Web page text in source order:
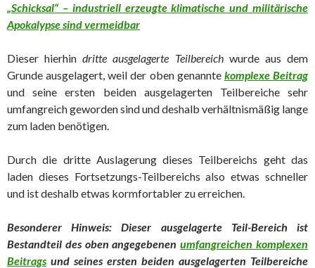
„Schicksal“ – industriell erzeugte klimatische und militärische
Apokalypse sind vermeidbar
Dieser hierhindritte ausgelagerte Teilbereichwurde aus dem
Grunde ausgelagert, weil der oben genannte komplexe Beitrag
und seine ersten beiden ausgelagerten Teilbereiche sehr
umfangreich geworden sind und deshalb verhältnismäßig lange
zum laden benötigen.
Durch die dritte Auslagerung dieses Teilbereichs geht das
laden dieses Fortsetzungs-Teilbereichs also etwas schneller
und ist deshalb etwas kormfortabler zu erreichen.
Besonderer Hinweis: Dieser ausgelagerte Teil-Bereich ist
Bestandteil des oben angegebenenumfangreichen komplexen
Beitrags und seines ersten beiden ausgelagerten Teilbereiche